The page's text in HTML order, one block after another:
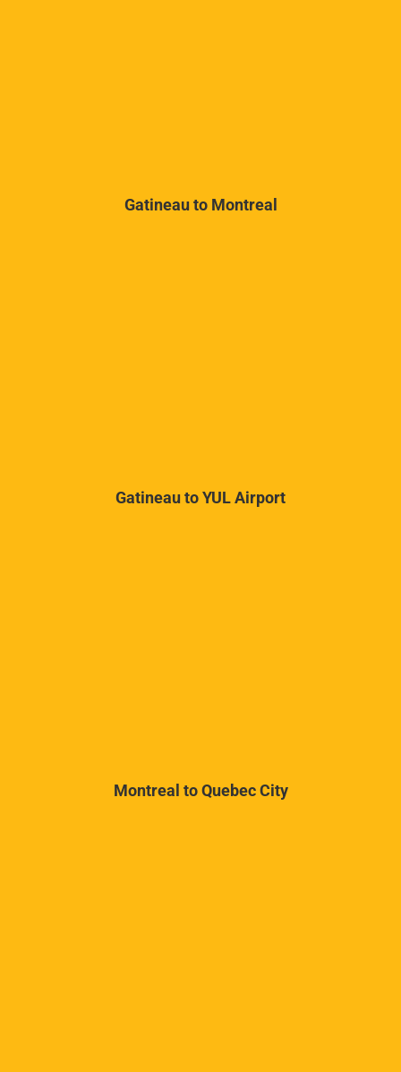
Gatineau to Montreal
Gatineau to YUL Airport
Montreal to Quebec City